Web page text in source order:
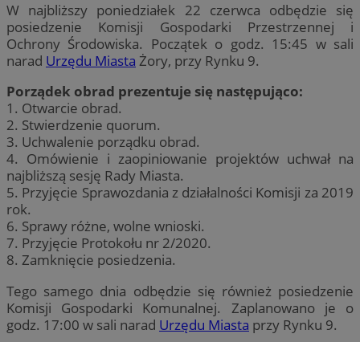
W najbliższy poniedziałek 22 czerwca odbędzie się
posiedzenie Komisji Gospodarki Przestrzennej i
Ochrony Środowiska. Początek o godz. 15:45 w sali
narad Urzędu Miasta Żory, przy Rynku 9.
Porządek obrad prezentuje się następująco:
1. Otwarcie obrad.
2. Stwierdzenie quorum.
3. Uchwalenie porządku obrad.
4. Omówienie i zaopiniowanie projektów uchwał na
najbliższą sesję Rady Miasta.
5. Przyjęcie Sprawozdania z działalności Komisji za 2019
rok.
6. Sprawy różne, wolne wnioski.
7. Przyjęcie Protokołu nr 2/2020.
8. Zamknięcie posiedzenia.
Tego samego dnia odbędzie się również posiedzenie
Komisji Gospodarki Komunalnej. Zaplanowano je o
godz. 17:00 w sali narad Urzędu Miasta przy Rynku 9.